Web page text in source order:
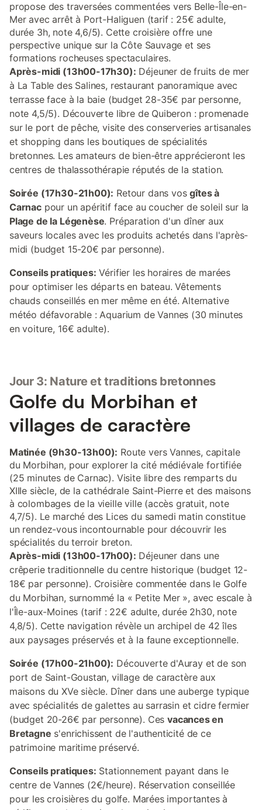
propose des traversées commentées vers Belle-Île-en-
Mer avec arrêt à Port-Haliguen (tarif : 25€ adulte,
durée 3h, note 4,6/5). Cette croisière offre une
perspective unique sur la Côte Sauvage et ses
formations rocheuses spectaculaires.
Après-midi (13h00-17h30): Déjeuner de fruits de mer
à La Table des Salines, restaurant panoramique avec
terrasse face à la baie (budget 28-35€ par personne,
note 4,5/5). Découverte libre de Quiberon : promenade
sur le port de pêche, visite des conserveries artisanales
et shopping dans les boutiques de spécialités
bretonnes. Les amateurs de bien-être apprécieront les
centres de thalassothérapie réputés de la station.
Soirée (17h30-21h00): Retour dans vosgîtes à
Carnacpour un apéritif face au coucher de soleil sur la
Plage de la Légenèse. Préparation d'un dîner aux
saveurs locales avec les produits achetés dans l'après-
midi (budget 15-20€ par personne).
Conseils pratiques: Vérifier les horaires de marées
pour optimiser les départs en bateau. Vêtements
chauds conseillés en mer même en été. Alternative
météo défavorable : Aquarium de Vannes (30 minutes
en voiture, 16€ adulte).
Jour 3: Nature et traditions bretonnes
Golfe du Morbihan et
villages de caractère
Matinée (9h30-13h00): Route vers Vannes, capitale
du Morbihan, pour explorer la cité médiévale fortifiée
(25 minutes de Carnac). Visite libre des remparts du
XIIIe siècle, de la cathédrale Saint-Pierre et des maisons
à colombages de la vieille ville (accès gratuit, note
4,7/5). Le marché des Lices du samedi matin constitue
un rendez-vous incontournable pour découvrir les
spécialités du terroir breton.
Après-midi (13h00-17h00): Déjeuner dans une
crêperie traditionnelle du centre historique (budget 12-
18€ par personne). Croisière commentée dans le Golfe
du Morbihan, surnommé la « Petite Mer », avec escale à
l'Île-aux-Moines (tarif : 22€ adulte, durée 2h30, note
4,8/5). Cette navigation révèle un archipel de 42 îles
aux paysages préservés et à la faune exceptionnelle.
Soirée (17h00-21h00): Découverte d'Auray et de son
port de Saint-Goustan, village de caractère aux
maisons du XVe siècle. Dîner dans une auberge typique
avec spécialités de galettes au sarrasin et cidre fermier
(budget 20-26€ par personne). Cesvacances en
Bretagne s'enrichissent de l'authenticité de ce
patrimoine maritime préservé.
Conseils pratiques: Stationnement payant dans le
centre de Vannes (2€/heure). Réservation conseillée
pour les croisières du golfe. Marées importantes à